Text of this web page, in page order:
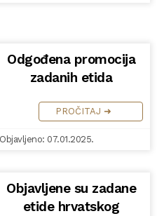
Odgođena promocija
zadanih etida
PROČITAJ ➜
Objavljeno: 07.01.2025.
Objavljene su zadane
etide hrvatskog